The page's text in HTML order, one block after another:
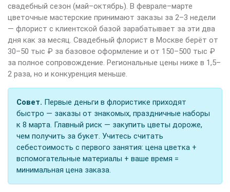
свадебный сезон (май–октябрь). В феврале–марте
цветочные мастерские принимают заказы за 2–3 недели
— флорист с клиентской базой зарабатывает за эти два
дня как за месяц. Свадебный флорист в Москве берёт от
30–50 тыс ₽ за базовое оформление и от 150–500 тыс ₽
за полное сопровождение. Региональные цены ниже в 1,5–
2 раза, но и конкуренция меньше.
Совет. Первые деньги в флористике приходят
быстро — заказы от знакомых, праздничные наборы
к 8 марта. Главный риск — закупить цветы дороже,
чем получить за букет. Учитесь считать
себестоимость с первого занятия: цена цветка +
вспомогательные материалы + ваше время =
минимальная цена заказа.